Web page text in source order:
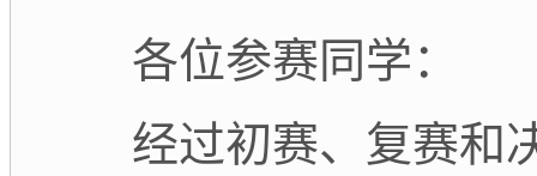
各位参赛同学：
经过初赛、复赛和